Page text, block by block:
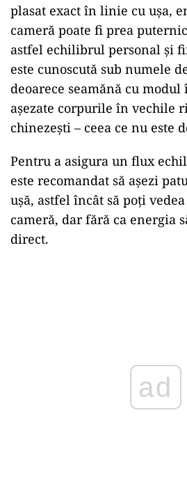
plasat exact în linie cu ușa,
cameră poate fi prea
astfel echilibrul personal și
este cunoscută sub numele
deoarece seamănă cu
așezate corpurile în vechile
chinezești – ceea ce nu este
Pentru a asigura un flux
este recomandat să așezi
ușă, astfel încât să poți
cameră, dar fără ca energia
direct.
ad